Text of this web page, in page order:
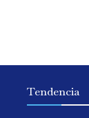
Tendencia